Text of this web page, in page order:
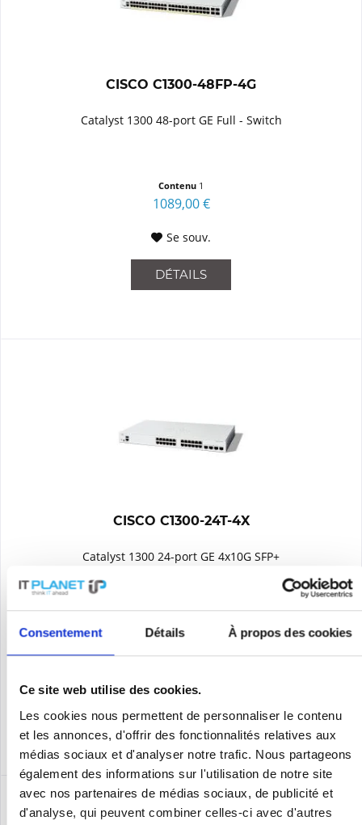
Consentement Détails À propos des cookies
Ce site web utilise des cookies.
Les cookies nous permettent de personnaliser le contenu
et les annonces, d'offrir des fonctionnalités relatives aux
médias sociaux et d'analyser notre trafic. Nous partageons
également des informations sur l'utilisation de notre site
avec nos partenaires de médias sociaux, de publicité et
d'analyse, qui peuvent combiner celles-ci avec d'autres
CISCO C1300-48FP-4G
Catalyst 1300 48-port GE Full - Switch
Contenu 1
1089,00 €
Se souv.
DÉTAILS
CISCO C1300-24T-4X
Catalyst 1300 24-port GE 4x10G SFP+
829,00 €
DÉTAILS